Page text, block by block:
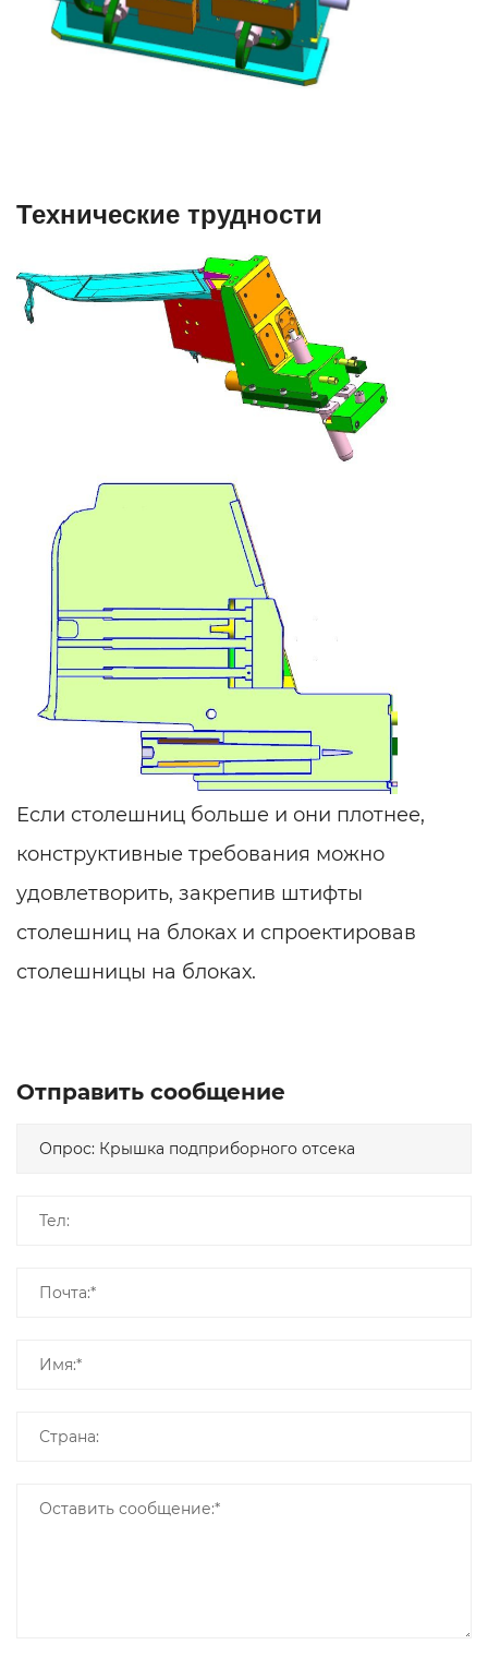
Технические трудности
Если столешниц больше и они плотнее,
конструктивные требования можно
удовлетворить, закрепив штифты
столешниц на блоках и спроектировав
столешницы на блоках.
Отправить сообщение